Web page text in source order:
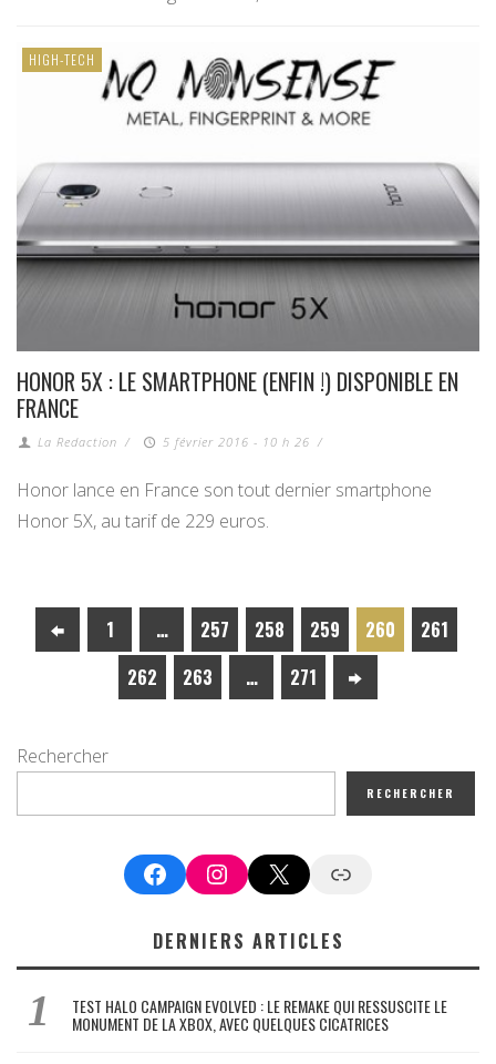
HIGH-TECH
HONOR 5X : LE SMARTPHONE (ENFIN !) DISPONIBLE EN
FRANCE
La Redaction / 5 février 2016 - 10 h 26 /
Honor lance en France son tout dernier smartphone
Honor 5X, au tarif de 229 euros.
1 … 257 258 259 260
261
262
263 … 271
Rechercher
RECHERCHER
FacebookInstagram
X Google News
DERNIERS ARTICLES
TEST HALO CAMPAIGN EVOLVED : LE REMAKE QUI RESSUSCITE LE
MONUMENT DE LA XBOX, AVEC QUELQUES CICATRICES